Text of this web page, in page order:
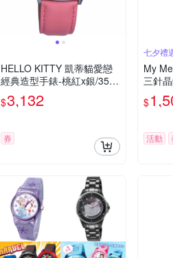
HELLO KITTY 凱蒂貓愛戀
經典造型手錶-桃紅x銀/35m
m
$3,132
券
七夕禮
My
三針
送禮
$
活動